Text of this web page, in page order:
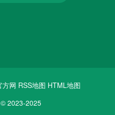
方网 RSS地图 HTML地图
© 2023-2025